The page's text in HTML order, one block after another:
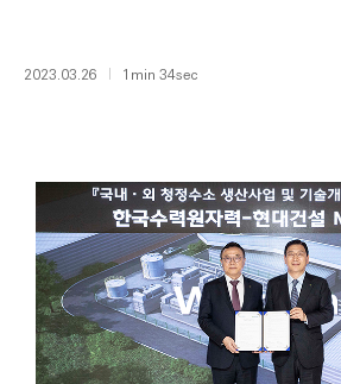
2023.03.26 1min 34sec